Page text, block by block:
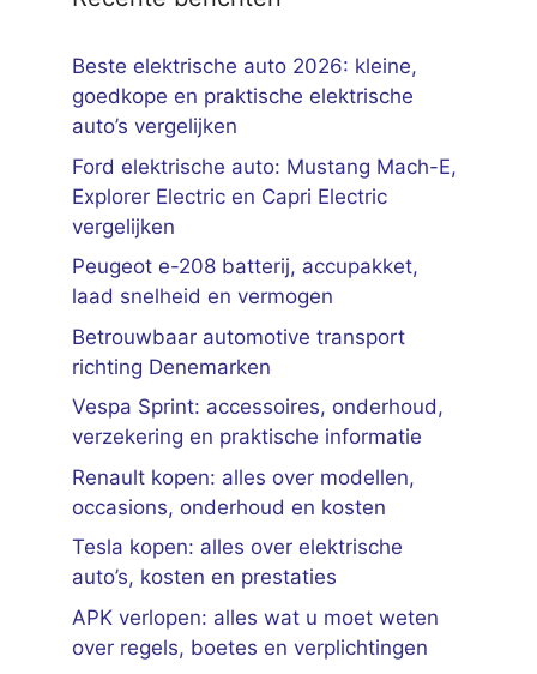
Beste elektrische auto 2026: kleine,
goedkope en praktische elektrische
auto’s vergelijken
Ford elektrische auto: Mustang Mach-E,
Explorer Electric en Capri Electric
vergelijken
Peugeot e-208 batterij, accupakket,
laad snelheid en vermogen
Betrouwbaar automotive transport
richting Denemarken
Vespa Sprint: accessoires, onderhoud,
verzekering en praktische informatie
Renault kopen: alles over modellen,
occasions, onderhoud en kosten
Tesla kopen: alles over elektrische
auto’s, kosten en prestaties
APK verlopen: alles wat u moet weten
over regels, boetes en verplichtingen